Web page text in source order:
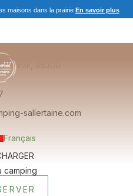
85300
sallertaine.com
Français
camping
maisons dans la prairie En savoir plus